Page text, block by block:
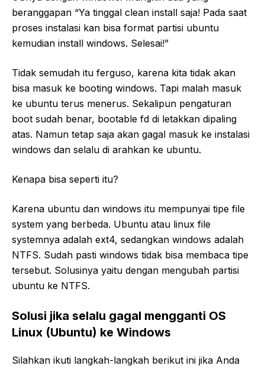
beranggapan “Ya tinggal clean install saja! Pada saat
proses instalasi kan bisa format partisi ubuntu
kemudian install windows. Selesai!”
Tidak semudah itu ferguso, karena kita tidak akan
bisa masuk ke booting windows. Tapi malah masuk
ke ubuntu terus menerus. Sekalipun pengaturan
boot sudah benar, bootable fd di letakkan dipaling
atas. Namun tetap saja akan gagal masuk ke instalasi
windows dan selalu di arahkan ke ubuntu.
Kenapa bisa seperti itu?
Karena ubuntu dan windows itu mempunyai tipe file
system yang berbeda. Ubuntu atau linux file
systemnya adalah ext4, sedangkan windows adalah
NTFS. Sudah pasti windows tidak bisa membaca tipe
tersebut. Solusinya yaitu dengan mengubah partisi
ubuntu ke NTFS.
Solusi jika selalu gagal mengganti OS
Linux (Ubuntu) ke Windows
Silahkan ikuti langkah-langkah berikut ini jika Anda